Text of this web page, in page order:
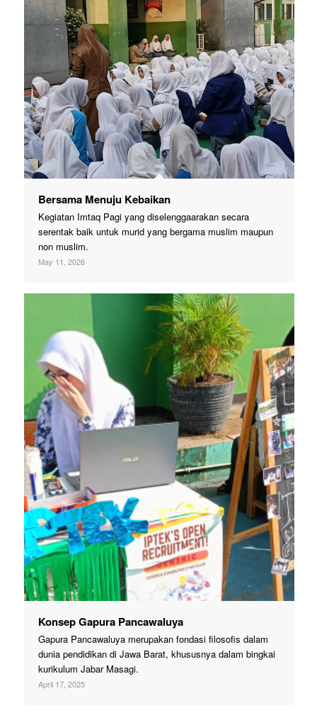
Bersama Menuju Kebaikan
Kegiatan Imtaq Pagi yang diselenggaarakan secara
serentak baik untuk murid yang bergama muslim maupun
non muslim.
May 11, 2026
Konsep Gapura Pancawaluya
Gapura Pancawaluya merupakan fondasi filosofis dalam
dunia pendidikan di Jawa Barat, khususnya dalam bingkai
kurikulum Jabar Masagi.
April 17, 2025